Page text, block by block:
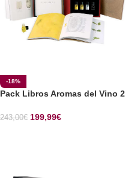
-18%
Pack Libros Aromas del Vino 2
243,00€ 199,99€